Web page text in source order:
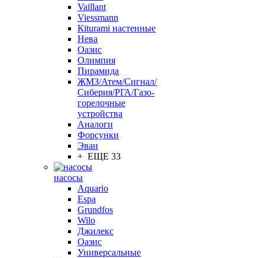
Vaillant
Viessmann
Кiturami настенные
Нева
Оазис
Олимпия
Пирамида
ЖМЗ/Атем/Сигнал/
Сиберия/РГА/Газо-
горелочные
устройства
Aналоги
Форсунки
Эван
+ ЕЩЕ 33
насосы
Aquario
Espa
Grundfos
Wilo
Джилекс
Оазис
Универсальные